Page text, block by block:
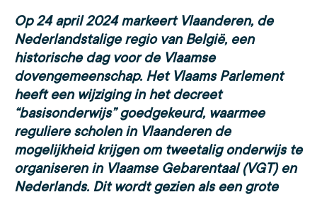
Op 24 april 2024 markeert Vlaanderen, de
Nederlandstalige regio van België, een
historische dag voor de Vlaamse
dovengemeenschap. Het Vlaams Parlement
heeft een wijziging in het decreet
“basisonderwijs” goedgekeurd, waarmee
reguliere scholen in Vlaanderen de
mogelijkheid krijgen om tweetalig onderwijs te
organiseren in Vlaamse Gebarentaal (VGT) en
Nederlands. Dit wordt gezien als een grote